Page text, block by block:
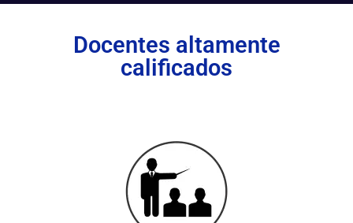
Docentes altamente
calificados